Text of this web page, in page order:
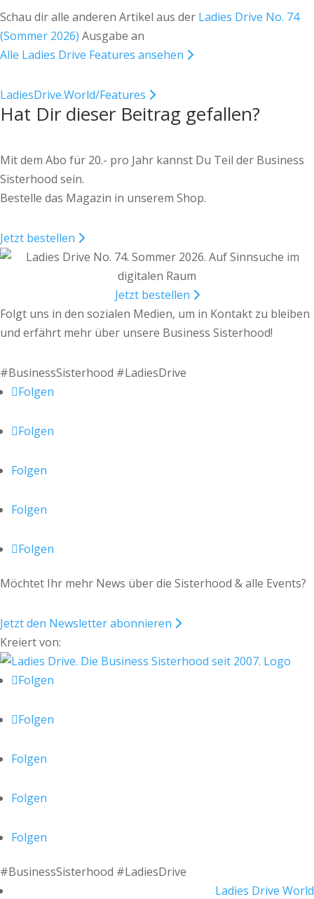
Schau dir alle anderen Artikel aus der Ladies Drive No. 74
(Sommer 2026) Ausgabe an
Alle Ladies Drive Features ansehen
LadiesDrive.World/Features
Hat Dir dieser Beitrag gefallen?
Mit dem Abo für 20.- pro Jahr kannst Du Teil der Business
Sisterhood sein.
Bestelle das Magazin in unserem Shop.
Jetzt bestellen
Jetzt bestellen
Folgt uns in den sozialen Medien, um in Kontakt zu bleiben
und erfährt mehr über unsere Business Sisterhood!
#BusinessSisterhood #LadiesDrive
Folgen
Folgen
Folgen
Folgen
Folgen
Möchtet Ihr mehr News über die Sisterhood & alle Events?
Jetzt den Newsletter abonnieren
Kreiert von:
Folgen
Folgen
Folgen
Folgen
Folgen
#BusinessSisterhood #LadiesDrive
Ladies Drive World